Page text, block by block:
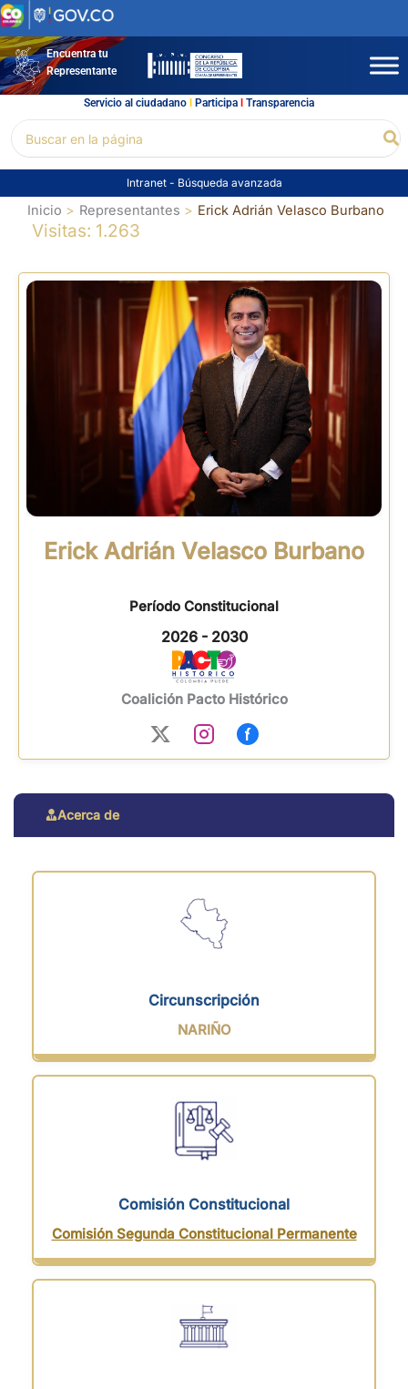
Ir
al
contenidoEncuentra tu
Representante
Servicio al ciudadano l Participal Transparencia
por:
Intranet - Búsqueda avanzada
Inicio Representantes Erick Adrián Velasco Burbano
Visitas: 1.263
Erick Adrián Velasco Burbano
Período Constitucional
2026 - 2030
Coalición Pacto Histórico
Acerca de
Circunscripción
NARIÑO
Comisión Constitucional
Comisión Segunda Constitucional Permanente